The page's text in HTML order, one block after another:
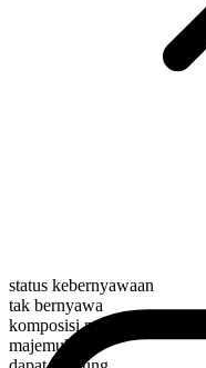
status kebernyawaan
tak bernyawa
komposisi morfologis
majemuk